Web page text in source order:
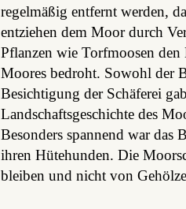
regelmäßig entfernt werden,
entziehen dem Moor durch
Pflanzen wie Torfmoosen
Moores bedroht. Sowohl der
Besichtigung der Schäferei
Landschaftsgeschichte des
Besonders spannend war das
ihren Hütehunden. Die
bleiben und nicht von